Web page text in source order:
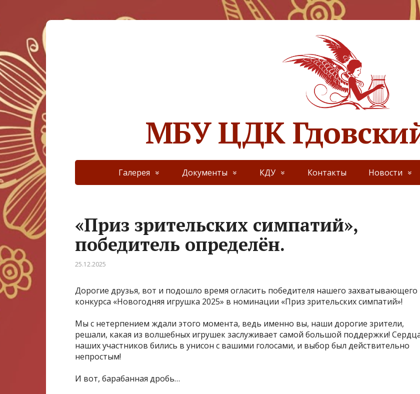
МБУ ЦДК
Галерея Документы КДУ Контакты Новости
«Приз зрительских симпатий»,
победитель определён.
25.12.2025
Дорогие друзья, вот и подошло время огласить победителя нашего захватывающего
конкурса «Новогодняя игрушка 2025» в номинации «Приз зрительских симпатий»!
Мы с нетерпением ждали этого момента, ведь именно вы, наши дорогие зрители,
решали, какая из волшебных игрушек заслуживает самой большой поддержки!
наших участников бились в унисон с вашими голосами, и выбор был действительно
непростым!
И вот, барабанная дробь…